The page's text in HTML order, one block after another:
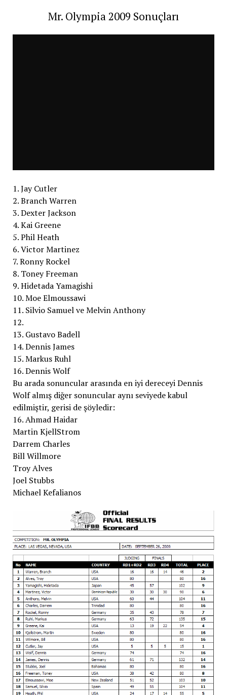
Mr. Olympia 2009 Sonuçları
1. Jay Cutler
2. Branch Warren
3. Dexter Jackson
4. Kai Greene
5. Phil Heath
6. Victor Martinez
7. Ronny Rockel
8. Toney Freeman
9. Hidetada Yamagishi
10. Moe Elmoussawi
11. Silvio Samuel ve Melvin Anthony
12.
13. Gustavo Badell
14. Dennis James
15. Markus Ruhl
16. Dennis Wolf
Bu arada sonuncular arasında en iyi dereceyi Dennis
Wolf almış diğer sonuncular aynı seviyede kabul
edilmiştir, gerisi de şöyledir:
16. Ahmad Haidar
Martin KjellStrom
Darrem Charles
Bill Willmore
Troy Alves
Joel Stubbs
Michael Kefalianos